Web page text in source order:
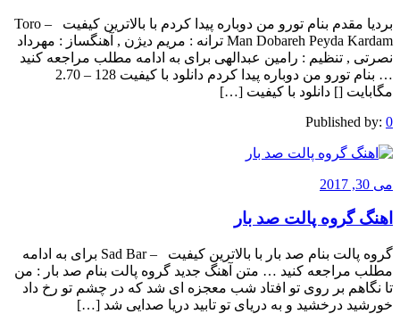
بردیا مقدم بنام تورو من دوباره پیدا کردم با بالاترین کیفیت – Toro
Man Dobareh Peyda Kardam ترانه : مریم دیژن , آهنگساز : مهرداد
نصرتی , تنظیم : رامین عبدالهی برای به ادامه مطلب مراجعه کنید
… بنام تورو من دوباره پیدا کردم دانلود با کیفیت 128 – 2.70
مگابایت [] دانلود با کیفیت […]
Published by: 0
می 30, 2017
اهنگ گروه پالت صد بار
گروه پالت بنام صد بار با بالاترین کیفیت – Sad Bar برای به ادامه
مطلب مراجعه کنید … متن آهنگ جدید گروه پالت بنام صد بار : من
تا نگاهم بر روی تو افتاد شب معجزه‌ ای شد که در چشم تو رخ داد
خورشید درخشید و به دریای تو تابید دریا صدایی شد […]